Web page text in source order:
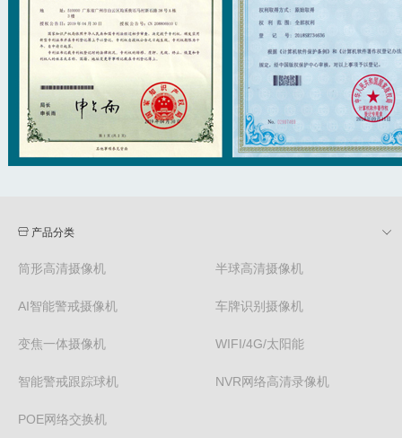
产品分类
筒形高清摄像机 半球高清摄像机
AI智能警戒摄像机 车牌识别摄像机
变焦一体摄像机 WIFI/4G/太阳能
智能警戒跟踪球机 NVR网络高清录像机
POE网络交换机